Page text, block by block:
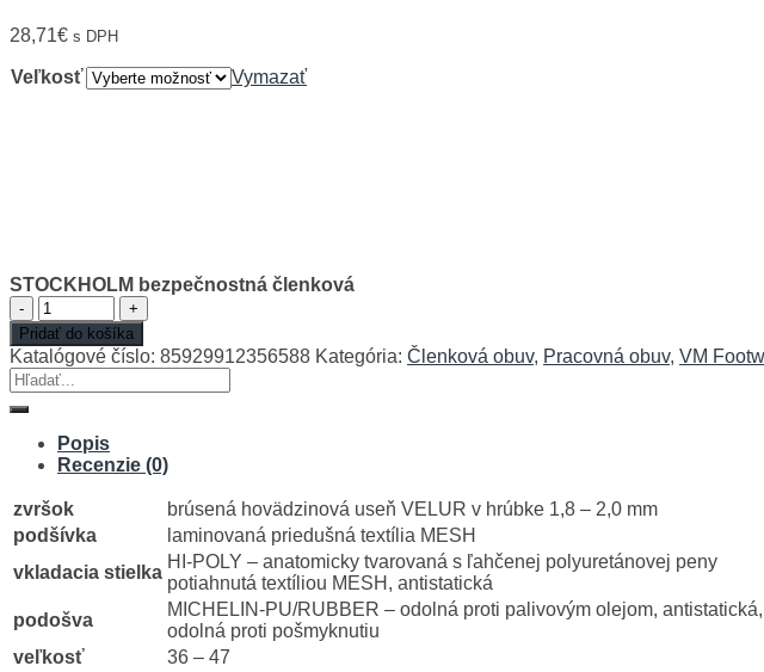
28,71€ s DPH
Veľkosť Vymazať
STOCKHOLM bezpečnostná členková
množstvo
STOCKHOLM
bezpečnostná
členková
Pridať do košíka
Katalógové číslo: 85929912356588 Kategória: Členková obuv, Pracovná obuv, VM
Hľadať:
Popis
Recenzie (0)
zvršok
brúsená hovädzinová useň VELUR v hrúbke 1,8 – 2,0 mm
podšívka
laminovaná priedušná textília MESH
vkladacia stielka
HI-POLY – anatomicky tvarovaná s ľahčenej polyuretánovej peny
potiahnutá textíliou MESH, antistatická
podošva
MICHELIN-PU/RUBBER – odolná proti palivovým olejom, antistatická,
odolná proti pošmyknutiu
veľkosť
36 – 47